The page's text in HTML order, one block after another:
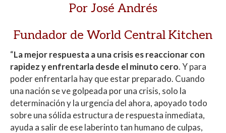
s
A
p
p
b
o
o
k
itt
er
m
p
ar
ti
r
Por José Andrés
Fundador de World Central Kitchen
“La mejor respuesta a una crisis es reaccionar con
rapidez y enfrentarla desde el minuto cero. Y para
poder enfrentarla hay que estar preparado. Cuando
una nación se ve golpeada por una crisis, solo la
determinación y la urgencia del ahora, apoyado todo
sobre una sólida estructura de respuesta inmediata,
ayuda a salir de ese laberinto tan humano de culpas,